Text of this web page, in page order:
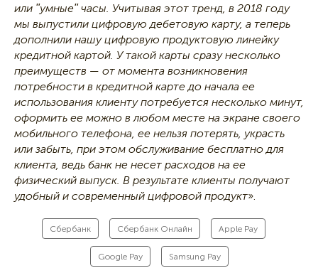
или ʺумныеʺ часы. Учитывая этот тренд, в 2018 году
мы выпустили цифровую дебетовую карту, а теперь
дополнили нашу цифровую продуктовую линейку
кредитной картой. У такой карты сразу несколько
преимуществ — от момента возникновения
потребности в кредитной карте до начала ее
использования клиенту потребуется несколько минут,
оформить ее можно в любом месте на экране своего
мобильного телефона, ее нельзя потерять, украсть
или забыть, при этом обслуживание бесплатно для
клиента, ведь банк не несет расходов на ее
физический выпуск. В результате клиенты получают
удобный и современный цифровой продукт».
Сбербанк Сбербанк Онлайн Apple Pay
Google Pay Samsung Pay